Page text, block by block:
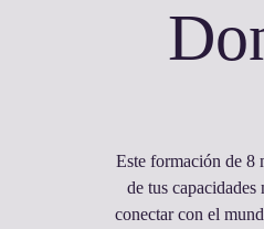
Este formación de 8
de tus
conectar con el